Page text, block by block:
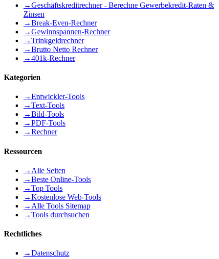
→Geschäftskreditrechner - Berechne Gewerbekredit-Raten &
Zinsen
→Break-Even-Rechner
→Gewinnspannen-Rechner
→Trinkgeldrechner
→Brutto Netto Rechner
→401k-Rechner
Kategorien
→Entwickler-Tools
→Text-Tools
→Bild-Tools
→PDF-Tools
→Rechner
Ressourcen
→ Alle Seiten
→Beste Online-Tools
→Top Tools
→Kostenlose Web-Tools
→ Alle Tools Sitemap
→Tools durchsuchen
Rechtliches
→Datenschutz